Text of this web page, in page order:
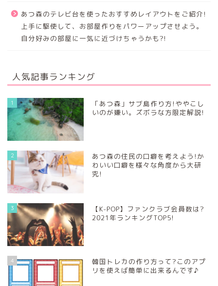
あつ森のテレビ台を使ったおすすめレイアウトをご紹介!
上手に駆使して、お部屋作りをパワーアップさせよう。
自分好みの部屋に一気に近づけちゃうかも?!
人気記事ランキング
1
「あつ森」サブ島作り方!ややこし
いのが嫌い。ズボラな方限定解説!
2
あつ森の住民の口癖を考えよう!か
わいい口癖を様々な角度から大研
究!
3
【K-POP】ファンクラブ会員数は?
2021年ランキングTOP5!
4
韓国トレカの作り方って?このアプ
リを使えば簡単に出来るんです♪